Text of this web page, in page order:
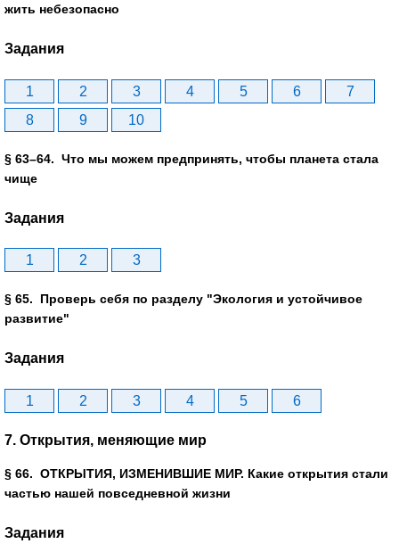
жить небезопасно
Задания
1 2 3 4 5 6
7
8
9 10
§ 63–64. Что мы можем предпринять, чтобы планета стала
чище
Задания
1 2 3
§ 65. Проверь себя по разделу "Экология и устойчивое
развитие"
Задания
1 2 3 4 5 6
7. Открытия, меняющие мир
§ 66. ОТКРЫТИЯ, ИЗМЕНИВШИЕ МИР. Какие открытия стали
частью нашей повседневной жизни
Задания